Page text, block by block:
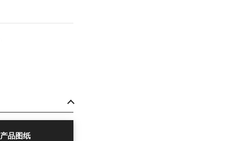
产品图纸